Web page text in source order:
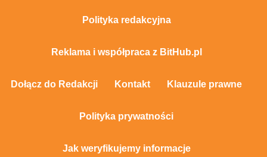
Polityka redakcyjna
Reklama i współpraca z BitHub.pl
Dołącz do Redakcji Kontakt Klauzule prawne
Polityka prywatności
Jak weryfikujemy informacje